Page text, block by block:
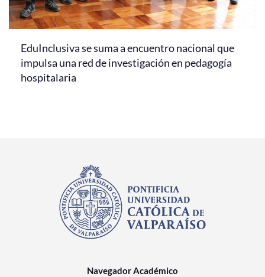
EduInclusiva se suma a encuentro nacional que
impulsa una red de investigación en pedagogía
hospitalaria
Navegador Académico